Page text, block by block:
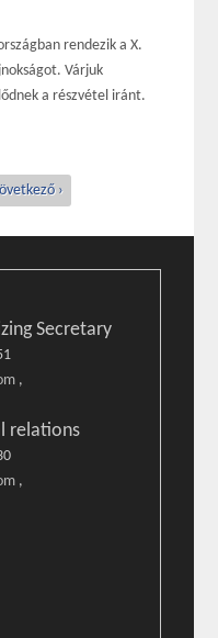
rendezik a X.
Várjuk
a részvétel iránt.
›
Secretary
,
relations
,